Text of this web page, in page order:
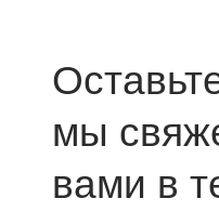
мы
вами в